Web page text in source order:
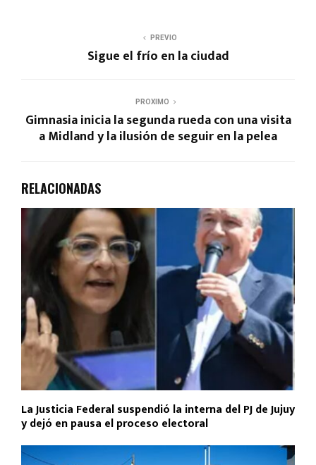
PREVIO
Sigue el frío en la ciudad
PROXIMO
Gimnasia inicia la segunda rueda con una visita
a Midland y la ilusión de seguir en la pelea
RELACIONADAS
La Justicia Federal suspendió la interna del PJ de Jujuy
y dejó en pausa el proceso electoral